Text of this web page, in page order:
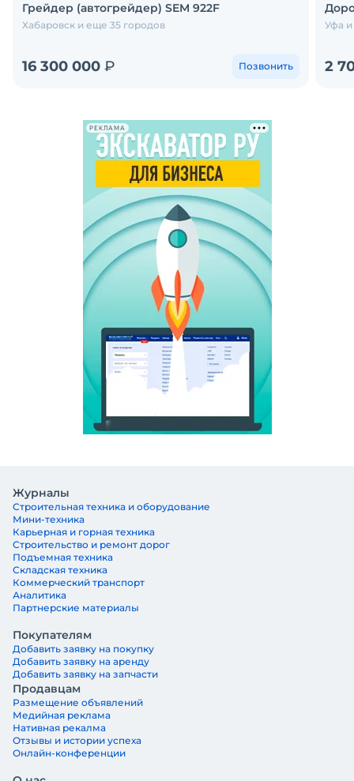
Грейдер (автогрейдер) SEM 922F
Хабаровск и еще 35 городов
16 300 000 ₽ Позвонить
Уфа
2
РЕКЛАМА
Журналы
Строительная техника и оборудование
Мини-техника
Карьерная и горная техника
Строительство и ремонт дорог
Подъемная техника
Складская техника
Коммерческий транспорт
Аналитика
Партнерские материалы
Покупателям
Добавить заявку на покупку
Добавить заявку на аренду
Добавить заявку на запчасти
Продавцам
Размещение объявлений
Медийная реклама
Нативная рекалма
Отзывы и истории успеха
Онлайн-конференции